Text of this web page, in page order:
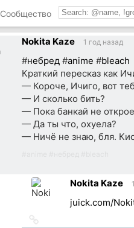
Сообщество
Nokita Kaze 1 год назад
#небред#anime #bleach
Краткий пересказ как
— Короче, Ичиго, вот
— И сколько бить?
— Пока банкай не
— Да ты что, охуела?
— Ничё не знаю, бля.
Nokita Kaze
juick.com/